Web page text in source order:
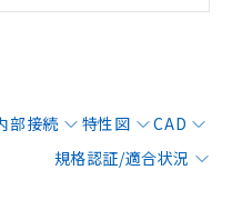
部接続 特性図
CAD
規格認証/適合状況